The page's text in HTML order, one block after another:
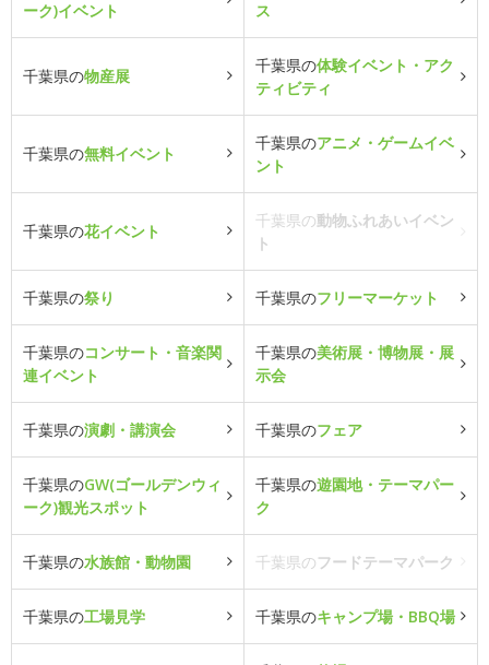
ーク)イベント
ス
千葉県の物産展
千葉県の体験イベント・アク
ティビティ
千葉県の無料イベント
千葉県のアニメ・ゲームイベ
ント
千葉県の花イベント
千葉県の動物ふれあいイベン
ト
千葉県の祭り 千葉県のフリーマーケット
千葉県のコンサート・音楽関
連イベント
千葉県の美術展・博物展・展
示会
千葉県の演劇・講演会 千葉県のフェア
千葉県のGW(ゴールデンウィ
ーク)観光スポット
千葉県の遊園地・テーマパー
ク
千葉県の水族館・動物園 千葉県のフードテーマパーク
千葉県の工場見学 千葉県のキャンプ場・BBQ場